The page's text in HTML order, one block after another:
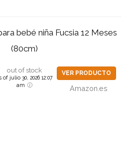
bebé niña Fucsia 12 Meses
(80cm)
out of stock
of julio 30, 2026 12:07
am
VER PRODUCTO
Amazon.es